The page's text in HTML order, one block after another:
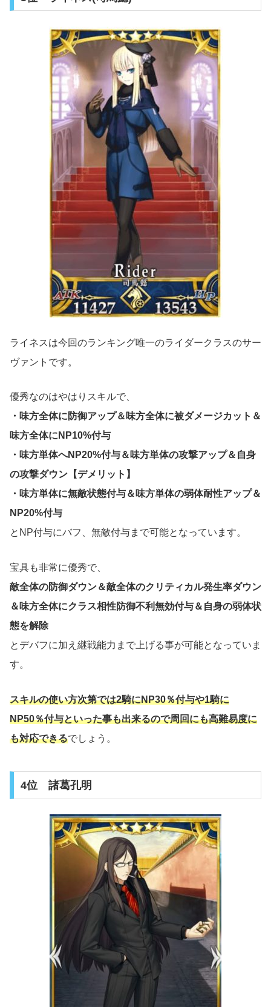
ライネスは今回のランキング唯一のライダークラスのサー
ヴァントです。
優秀なのはやはりスキルで、
・味方全体に防御アップ＆味方全体に被ダメージカット＆
味方全体にNP10%付与
・味方単体へNP20%付与＆味方単体の攻撃アップ＆自身
の攻撃ダウン【デメリット】
・味方単体に無敵状態付与＆味方単体の弱体耐性アップ＆
NP20%付与
とNP付与にバフ、無敵付与まで可能となっています。
宝具も非常に優秀で、
敵全体の防御ダウン＆敵全体のクリティカル発生率ダウン
＆味方全体にクラス相性防御不利無効付与＆自身の弱体状
態を解除
とデバフに加え継戦能力まで上げる事が可能となっていま
す。
スキルの使い方次第では2騎にNP30％付与や1騎に
NP50％付与といった事も出来るので周回にも高難易度に
も対応できるでしょう。
4位 諸葛孔明